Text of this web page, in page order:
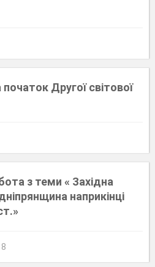
Другої світової
з теми « Західна
наприкінці